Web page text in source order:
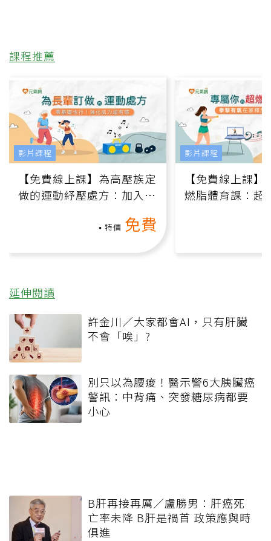
課程推薦
【免費線上課】為高壓族定
做的運動紓壓處方：加入行
特價 免費
影片課程
【免費線上課
燃脂體育課：超
影片課程
延伸閱讀
許金川／大家都會AI，只有肝臟
不會「唉」?
別只以為腰痠！醫示警6大胰臟癌
警訊：中背痛、突發糖尿病都要
小心
B肝再接再厲／盧勝男：肝癌死
亡率未降 B肝是禍首 政策應與時
俱進